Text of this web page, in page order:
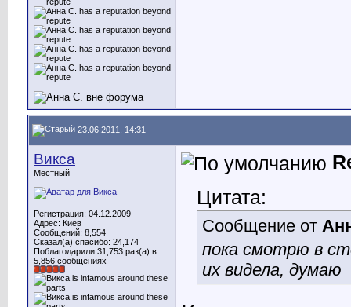
23.06.2011, 14:31
Викса
Местный
Регистрация: 04.12.2009
Адрес: Киев
Сообщений: 8,554
Сказал(а) спасибо: 24,174
Поблагодарили 31,753 раз(а) в
5,856 сообщениях
Цитата:
Сообщение от
пока смотрю в
их видела, думаю